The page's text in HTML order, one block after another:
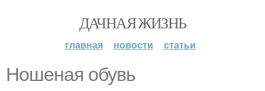
ДАЧНАЯ ЖИЗНЬ
главная новости статьи
Ношеная обувь